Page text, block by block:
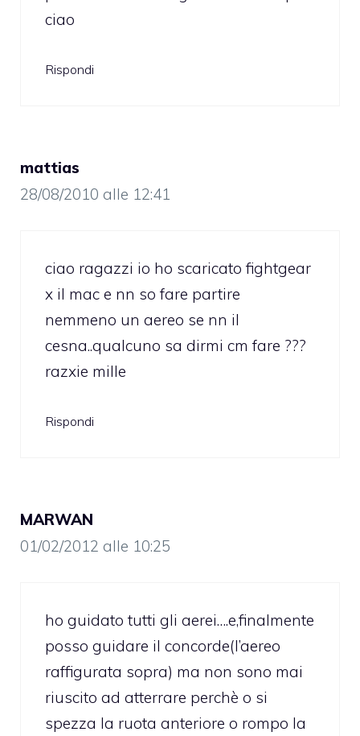
ciao
Rispondi
mattias
28/08/2010 alle 12:41
ciao ragazzi io ho scaricato fightgear
x il mac e nn so fare partire
nemmeno un aereo se nn il
cesna..qualcuno sa dirmi cm fare ???
razxie mille
Rispondi
MARWAN
01/02/2012 alle 10:25
ho guidato tutti gli aerei….e,finalmente
posso guidare il concorde(l’aereo
raffigurata sopra) ma non sono mai
riuscito ad atterrare perchè o si
spezza la ruota anteriore o rompo la